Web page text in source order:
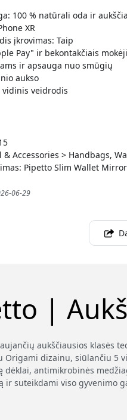
100 % natūrali oda ir
XR
įkrovimas: Taip
Pay" ir bekontakčiais
ir apsauga nuo smūgių
aukso
veidrodis
Accessories > Handbags,
Pipetto Slim Wallet
06-29
|
aukščiausios klasės
Origami dizainu, siūlančiu 5
dėklai, antimikrobinės
ir suteikdami viso gyvenimo